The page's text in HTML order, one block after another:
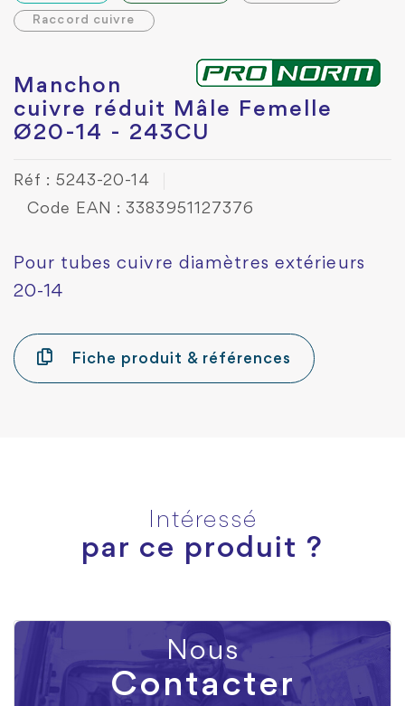
Raccord cuivre
Manchon
cuivre réduit Mâle Femelle
Ø20-14 - 243CU
Réf : 5243-20-14
Code EAN : 3383951127376
Pour tubes cuivre diamètres extérieurs
20-14
Fiche produit & références
Intéressé
par ce produit ?
Nous
Contacter